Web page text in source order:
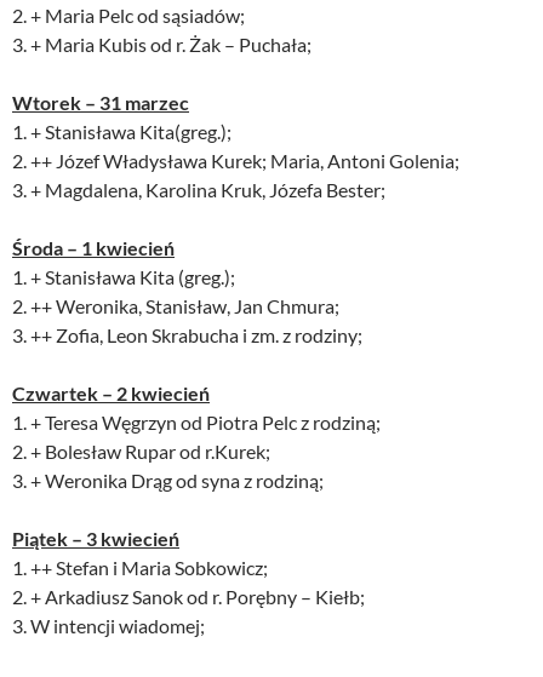
2. + Maria Pelc od sąsiadów;
3. + Maria Kubis od r. Żak – Puchała;
Wtorek – 31 marzec
1. + Stanisława Kita(greg.);
2. ++ Józef Władysława Kurek; Maria, Antoni Golenia;
3. + Magdalena, Karolina Kruk, Józefa Bester;
Środa – 1 kwiecień
1. + Stanisława Kita (greg.);
2. ++ Weronika, Stanisław, Jan Chmura;
3. ++ Zofia, Leon Skrabucha i zm. z rodziny;
Czwartek – 2 kwiecień
1. + Teresa Węgrzyn od Piotra Pelc z rodziną;
2. + Bolesław Rupar od r.Kurek;
3. + Weronika Drąg od syna z rodziną;
Piątek – 3 kwiecień
1. ++ Stefan i Maria Sobkowicz;
2. + Arkadiusz Sanok od r. Porębny – Kiełb;
3. W intencji wiadomej;